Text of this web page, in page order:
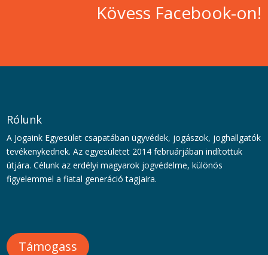
Kövess Facebook-on!
Rólunk
A Jogaink Egyesület csapatában ügyvédek, jogászok, joghallgatók
tevékenykednek. Az egyesületet 2014 februárjában indítottuk
útjára. Célunk az erdélyi magyarok jogvédelme, különös
figyelemmel a fiatal generáció tagjaira.
Támogass